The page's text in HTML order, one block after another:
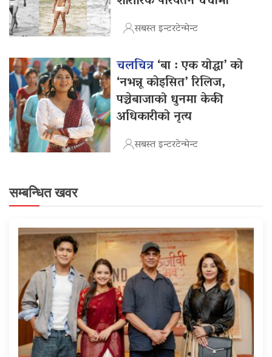
सबस्त इन्टरटेन्मेन्ट
चलचित्र‘बा : एक योद्धा’ को
‘नभन्नू कोइसित’ रिलिज,
पञ्चेबाजाको धुनमा केकी
अधिकारीको नृत्य
सबस्त इन्टरटेन्मेन्ट
सम्बन्धित खवर